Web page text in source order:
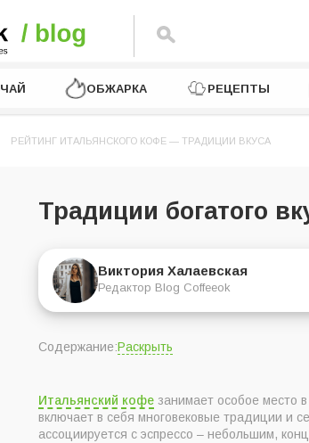
ЧАЙ ОБЖАРКА РЕЦЕПТЫ
РЕЙТИНГ ИТАЛЬЯНСКОГО КОФЕ — ТРАДИЦИИ ВКУСА
Традиции богатого
Виктория Халаевская
Редактор Blog Coffeeok
Содержание:Раскрыть
10. Кофе Pellini Espresso Superiore
9. Кофе Segafredo Le Origini India
Итальянский кофе занимает особое место
включает в себя многовековые традиции и
ассоциируется с эспрессо – небольшим,